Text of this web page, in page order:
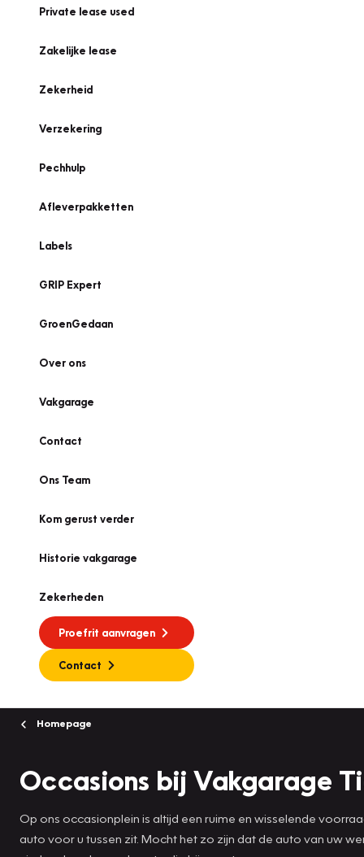
Private lease used
Zakelijke lease
Zekerheid
Verzekering
Pechhulp
Afleverpakketten
Labels
GRIP Expert
GroenGedaan
Over ons
Vakgarage
Contact
Ons Team
Kom gerust verder
Historie vakgarage
Zekerheden
Proefrit aanvragen
Contact
Homepage
Occasions bij Vakgarage
Op ons occasionplein is altijd een ruime en wisselende
auto voor u tussen zit. Mocht het zo zijn dat de auto van uw